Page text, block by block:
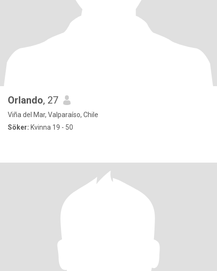
Orlando, 27
Viña del Mar, Valparaíso, Chile
Söker: Kvinna 19 - 50